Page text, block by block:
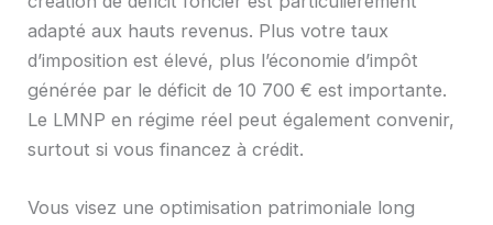
adapté aux hauts revenus. Plus votre taux
d’imposition est élevé, plus l’économie d’impôt
générée par le déficit de 10 700 € est importante.
Le LMNP en régime réel peut également convenir,
surtout si vous financez à crédit.
Vous visez une optimisation patrimoniale long